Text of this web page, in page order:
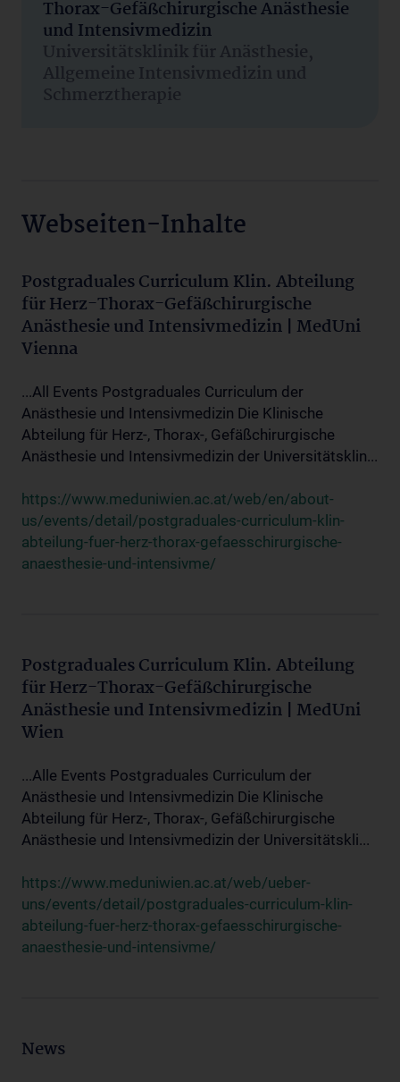
Thorax-Gefäßchirurgische Anästhesie
und Intensivmedizin
Universitätsklinik für Anästhesie,
Allgemeine Intensivmedizin und
Schmerztherapie
Webseiten-Inhalte
Postgraduales Curriculum Klin. Abteilung
für Herz-Thorax-Gefäßchirurgische
Anästhesie und Intensivmedizin | MedUni
Vienna
...All Events Postgraduales Curriculum der
Anästhesie und Intensivmedizin Die Klinische
Abteilung für Herz-, Thorax-, Gefäßchirurgische
Anästhesie und Intensivmedizin der Universitätsklin...
https://www.meduniwien.ac.at/web/en/about-
us/events/detail/postgraduales-curriculum-klin-
abteilung-fuer-herz-thorax-gefaesschirurgische-
anaesthesie-und-intensivme/
Postgraduales Curriculum Klin. Abteilung
für Herz-Thorax-Gefäßchirurgische
Anästhesie und Intensivmedizin | MedUni
Wien
...Alle Events Postgraduales Curriculum der
Anästhesie und Intensivmedizin Die Klinische
Abteilung für Herz-, Thorax-, Gefäßchirurgische
Anästhesie und Intensivmedizin der Universitätskli...
https://www.meduniwien.ac.at/web/ueber-
uns/events/detail/postgraduales-curriculum-klin-
abteilung-fuer-herz-thorax-gefaesschirurgische-
anaesthesie-und-intensivme/
News